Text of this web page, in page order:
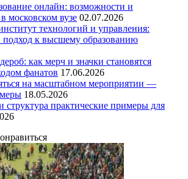
онлайн: возможности и
московском вузе 02.07.2026
технологий и управления:
к высшему образованию
как мерч и значки становятся
фанатов 17.06.2026
на масштабном мероприятии —
18.05.2026
структура практические примеры для